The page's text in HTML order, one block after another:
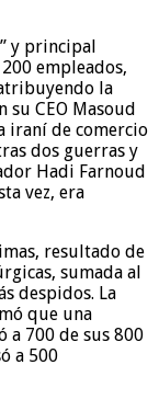
y principal
empleados,
la
CEO Masoud
iraní de comercio
dos guerras y
Hadi Farnoud
vez, era
resultado de
sumada al
despidos. La
que una
a 700 de sus 800
a 500